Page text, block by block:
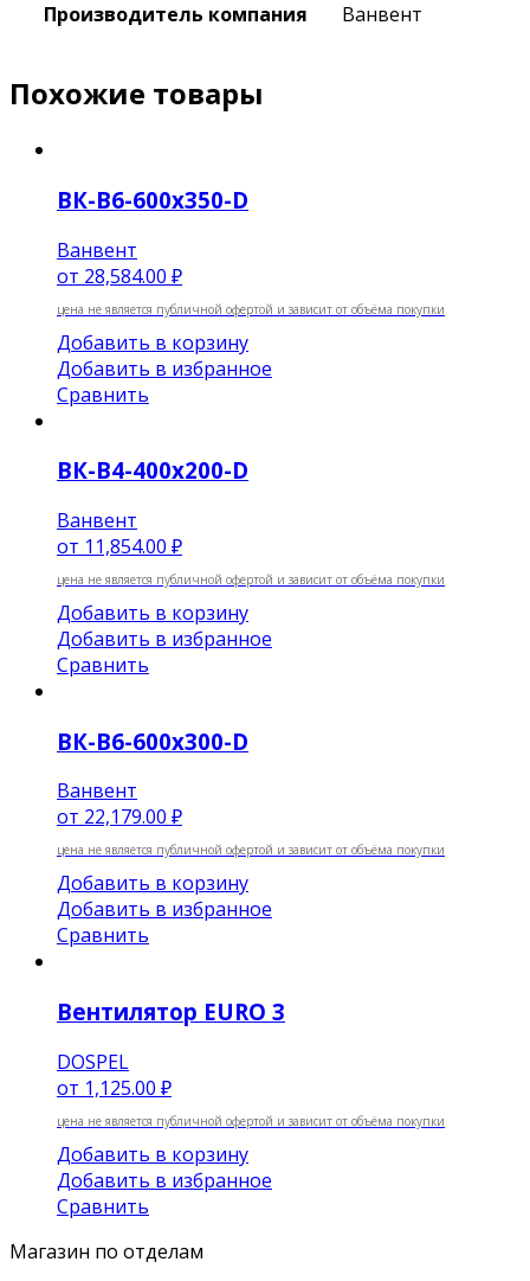
Производитель компания Ванвент
Похожие товары
ВК-В6-600х350-D
Ванвент
от 28,584.00 ₽
цена не является публичной офертой и зависит от объёма покупки
Добавить в корзину
Добавить в избранное
Сравнить
ВК-В4-400х200-D
Ванвент
от 11,854.00 ₽
цена не является публичной офертой и зависит от объёма покупки
Добавить в корзину
Добавить в избранное
Сравнить
ВК-В6-600х300-D
Ванвент
от 22,179.00 ₽
цена не является публичной офертой и зависит от объёма покупки
Добавить в корзину
Добавить в избранное
Сравнить
Вентилятор EURO 3
DOSPEL
от 1,125.00 ₽
цена не является публичной офертой и зависит от объёма покупки
Добавить в корзину
Добавить в избранное
Сравнить
Магазин по отделам